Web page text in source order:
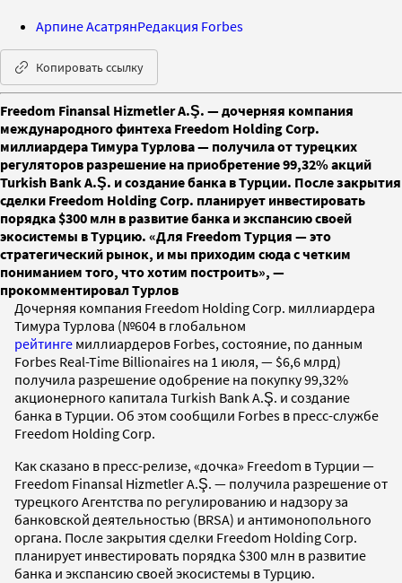
Арпине АсатрянРедакция Forbes
Копировать ссылку
Freedom Finansal Hizmetler A.Ş. — дочерняя компания
международного финтеха Freedom Holding Corp.
миллиардера Тимура Турлова — получила от турецких
регуляторов разрешение на приобретение 99,32% акций
Turkish Bank A.Ş. и создание банка в Турции. После закрытия
сделки Freedom Holding Corp. планирует инвестировать
порядка $300 млн в развитие банка и экспансию своей
экосистемы в Турцию. «Для Freedom Турция — это
стратегический рынок, и мы приходим сюда с четким
пониманием того, что хотим построить», —
прокомментировал Турлов
Дочерняя компания Freedom Holding Corp. миллиардера
Тимура Турлова (№604 в глобальном
рейтинге миллиардеров Forbes, состояние, по данным
Forbes Real-Time Billionaires на 1 июля, — $6,6 млрд)
получила разрешение одобрение на покупку 99,32%
акционерного капитала Turkish Bank A.Ş. и создание
банка в Турции. Об этом сообщили Forbes в пресс-службе
Freedom Holding Corp.
Как сказано в пресс-релизе, «дочка» Freedom в Турции —
Freedom Finansal Hizmetler A.Ş. — получила разрешение от
турецкого Агентства по регулированию и надзору за
банковской деятельностью (BRSA) и антимонопольного
органа. После закрытия сделки Freedom Holding Corp.
планирует инвестировать порядка $300 млн в развитие
банка и экспансию своей экосистемы в Турцию.